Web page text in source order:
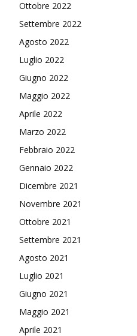
Ottobre 2022
Settembre 2022
Agosto 2022
Luglio 2022
Giugno 2022
Maggio 2022
Aprile 2022
Marzo 2022
Febbraio 2022
Gennaio 2022
Dicembre 2021
Novembre 2021
Ottobre 2021
Settembre 2021
Agosto 2021
Luglio 2021
Giugno 2021
Maggio 2021
Aprile 2021